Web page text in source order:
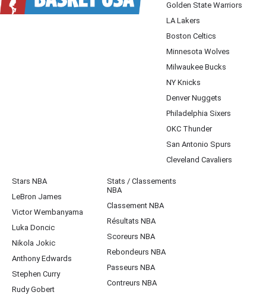
Golden State Warriors
LA Lakers
Boston Celtics
Minnesota Wolves
Milwaukee Bucks
NY Knicks
Denver Nuggets
Philadelphia Sixers
OKC Thunder
San Antonio Spurs
Cleveland Cavaliers
Stars NBA
LeBron James
Victor Wembanyama
Luka Doncic
Nikola Jokic
Anthony Edwards
Stephen Curry
Rudy Gobert
Stats / Classements
NBA
Classement NBA
Résultats NBA
Scoreurs NBA
Rebondeurs NBA
Passeurs NBA
Contreurs NBA